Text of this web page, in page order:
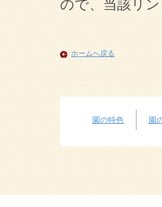
ので、当該リ
ホームへ戻る
園の特色 園